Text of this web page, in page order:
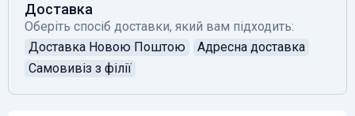
Доставка
Оберіть спосіб доставки, який вам підходить:
Доставка Новою Поштою
Адресна доставка
Самовивіз з філії